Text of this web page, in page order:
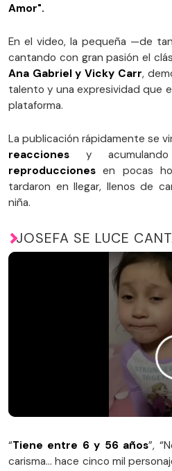
Amor".
En el video, la pequeña —de
cantando con gran pasión el
Ana Gabriel y Vicky Carr,
talento y una expresividad que
plataforma.
La publicación rápidamente se
reacciones y
reproducciones en pocas
tardaron en llegar, llenos de
niña.
JOSEFA SE LUCE
“Tiene entre 6 y 56 años”,
carisma… hace cinco mil